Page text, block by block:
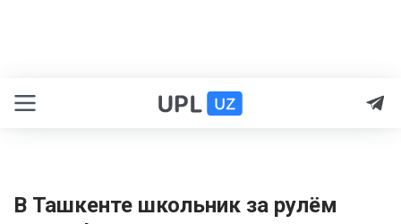
В Ташкенте школьник за рулём